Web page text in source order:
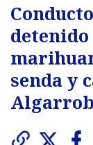
senda y